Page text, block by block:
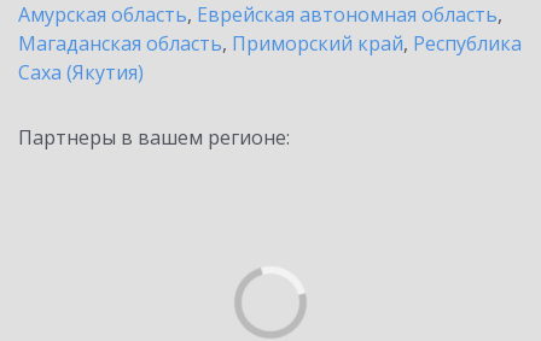
Амурская область, Еврейская автономная область,
Магаданская область, Приморский край, Республика
Саха (Якутия)
Партнеры в вашем регионе: